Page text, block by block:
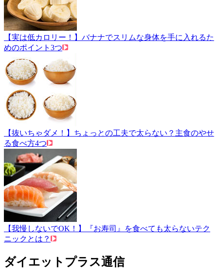
【実は低カロリー！】バナナでスリムな身体を手に入れるた
めのポイント3つ
【抜いちゃダメ！】ちょっとの工夫で太らない？主食のやせ
る食べ方4つ
【我慢しないでOK！】『お寿司』を食べても太らないテク
ニックとは？
ダイエットプラス通信